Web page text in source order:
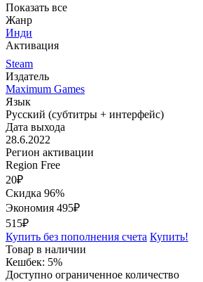
Показать все
Жанр
Инди
Активация
Steam
Издатель
Maximum Games
Язык
Русский (субтитры + интерфейс)
Дата выхода
28.6.2022
Регион активации
Region Free
20₽
Скидка 96%
Экономия 495₽
515₽
Купить без пополнения счета Купить!
Товар в наличии
Кешбек: 5%
Доступно ограниченное количество